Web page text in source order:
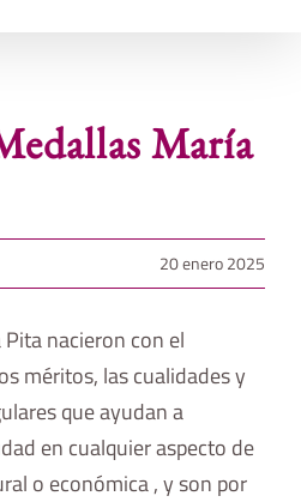
María
20 enero 2025
nacieron con el
méritos, las cualidades y
que ayudan a
en cualquier aspecto de
o económica , y son por